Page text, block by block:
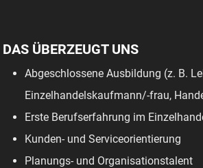
DAS ÜBERZEUGT UNS
Abgeschlossene Ausbildung (z. B.
Einzelhandelskaufmann/-frau,
Erste Berufserfahrung im
Kunden- und Serviceorientierung
Planungs- und Organisationstalent